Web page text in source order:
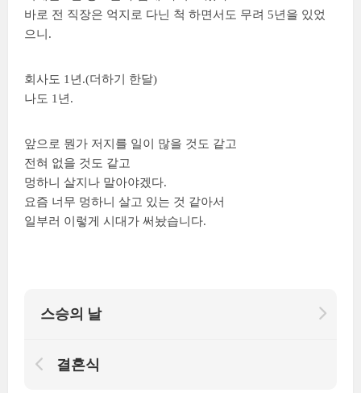
바로 전 직장은 억지로 다닌 척 하면서도 무려 5년을 있었
으니.
회사도 1년.(더하기 한달)
나도 1년.
앞으로 뭔가 저지를 일이 많을 것도 같고
전혀 없을 것도 같고
멍하니 살지나 말아야겠다.
요즘 너무 멍하니 살고 있는 것 같아서
일부러 이렇게 시대가 써놨습니다.
스승의 날
결혼식